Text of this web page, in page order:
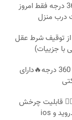
دوربین لامپی چرخشی 360 درجه فقط امروز
درب منزل
از توقیف شرط عقل
با جزییات)
🔥دوربین لامپی چرخشی 360 درجه🔥دارای
قابلیت چرخش